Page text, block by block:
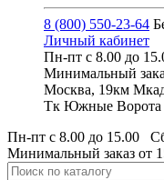
8 (800) 550-23-64
Личный кабинет
Пн-пт с 8.00 до
Минимальный
Москва, 19км
Тк Южные Ворота
Пн-пт с 8.00 до 15.00
Минимальный заказ от